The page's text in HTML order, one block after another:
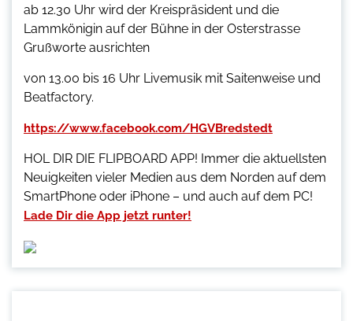
ab 12.30 Uhr wird der Kreispräsident und die
Lammkönigin auf der Bühne in der Osterstrasse
Grußworte ausrichten
von 13.00 bis 16 Uhr Livemusik mit Saitenweise und
Beatfactory.
https://www.facebook.com/HGVBredstedt
HOL DIR DIE FLIPBOARD APP! Immer die aktuellsten
Neuigkeiten vieler Medien aus dem Norden auf dem
SmartPhone oder iPhone – und auch auf dem PC!
Lade Dir die App jetzt runter!